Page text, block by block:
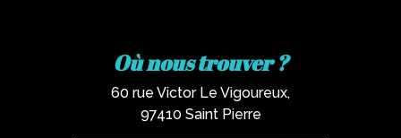
Où nous trouver ?
60 rue Victor Le Vigoureux,
97410 Saint Pierre